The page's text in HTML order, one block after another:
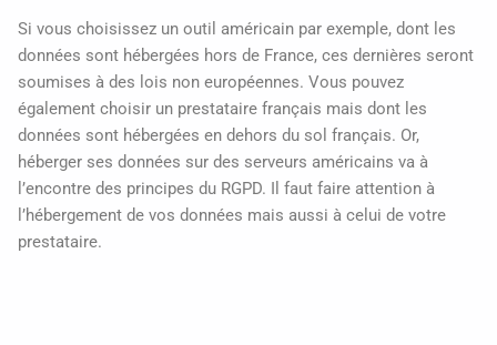
Si vous choisissez un outil américain par exemple, dont les
données sont hébergées hors de France, ces dernières seront
soumises à des lois non européennes. Vous pouvez
également choisir un prestataire français mais dont les
données sont hébergées en dehors du sol français. Or,
héberger ses données sur des serveurs américains va à
l’encontre des principes du RGPD. Il faut faire attention à
l’hébergement de vos données mais aussi à celui de votre
prestataire.